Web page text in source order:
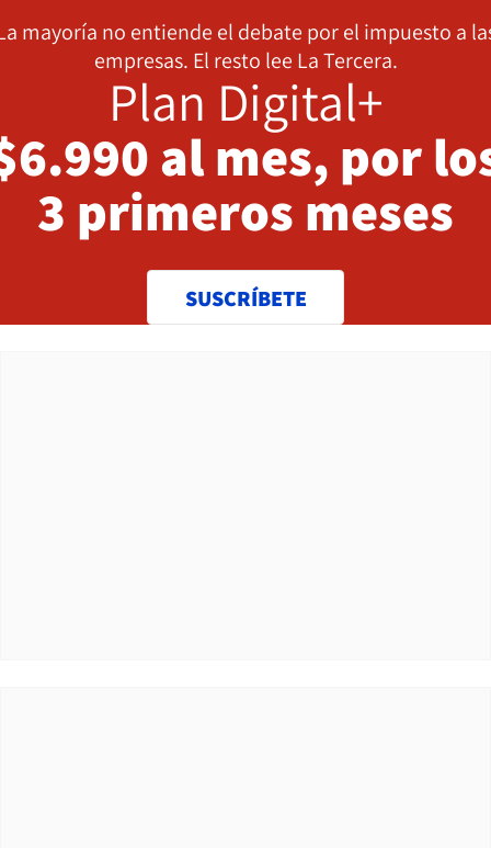
mayoría no entiende el debate por el impuesto a
empresas. El resto lee La Tercera.
Plan Digital+
al mes, por
3 primeros meses
SUSCRÍBETE